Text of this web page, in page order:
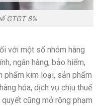
GTGT 8%
với một số nhóm hàng
ngân hàng, bảo hiểm,
phẩm kim loại, sản phẩm
hóa, dịch vụ chịu thuế
cũng mở rộng phạm